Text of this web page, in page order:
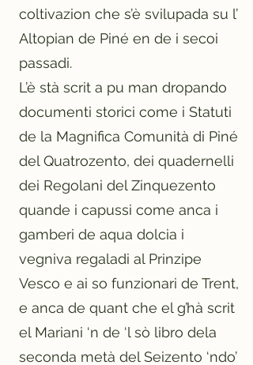
coltivazion che s’è svilupada su l’
Altopian de Piné en de i secoi
passadi.
L’è stà scrit a pu man dropando
documenti storici come i Statuti
de la Magnifica Comunità di Piné
del Quatrozento, dei quadernelli
dei Regolani del Zinquezento
quande i capussi come anca i
gamberi de aqua dolcia i
vegniva regaladi al Prinzipe
Vesco e ai so funzionari de Trent,
e anca de quant che el g’hà scrit
el Mariani ‘n de ‘l sò libro dela
seconda metà del Seizento ‘ndo’